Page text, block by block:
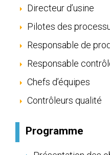
Directeur d’usine
Pilotes des
Responsable de
Responsable
Chefs d’équipes
Contrôleurs qualité
Programme